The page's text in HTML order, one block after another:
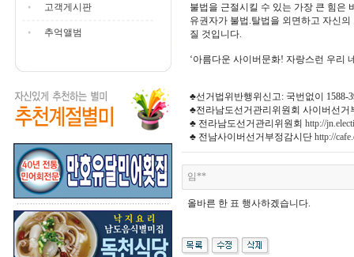
고객게시판
추억앨범
불법을 근절시킬 수 있는 가장 큰 힘은
유권자가 불법.탈법을 외면하고 자신
질 것입니다.
‘아름다운 사이버문화! 자랑스런 우리
♣선거법위반행위신고: 국번없이 1588-
♣전라남도선거관리위원회 사이버선거
♣ 전라남도선거관리위원회 http://
♣ 전남사이버선거부정감시단 http://
임**
올바른 한 표 행사하겠습니다.